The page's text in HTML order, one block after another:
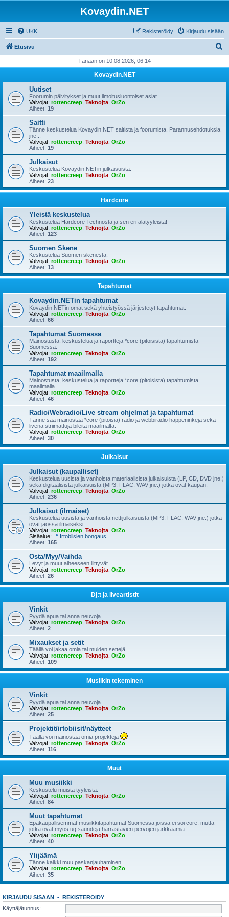
Kovaydin.NET
UKK Kirjaudu sisään
Rekisteröidy
Etusivu
i
Tänään on 10.08.2026, 06:14
Kovaydin.NET
Uutiset
Foorumin päivitykset ja muut ilmoitusluontoiset asiat.
Valvojat: rottencreep Teknojta OrZo
Aiheet: 19
Saitti
Tänne keskustelua Kovaydin.NET saitista ja foorumista. Parannusehdotuksia
jne...
Valvojat: rottencreep Teknojta OrZo
Aiheet: 19
Julkaisut
Keskustelua Kovaydin.NETin julkaisuista.
Valvojat: rottencreep Teknojta OrZo
Aiheet: 23
Hardcore
Yleistä keskustelua
Keskustelua Hardcore Technosta ja sen eri alatyyleistä!
Valvojat: rottencreep Teknojta OrZo
Aiheet: 123
Suomen Skene
Keskustelua Suomen skenestä.
Valvojat: rottencreep Teknojta OrZo
Aiheet: 13
Tapahtumat
Kovaydin.NETin tapahtumat
Kovaydin.NETin omat sekä yhteistyössä järjestetyt tapahtumat.
Valvojat: rottencreep Teknojta OrZo
Aiheet: 66
Tapahtumat Suomessa
Mainostusta, keskustelua ja raportteja *core (pitoisista) tapahtumista
Suomessa.
Valvojat: rottencreep Teknojta OrZo
Aiheet: 192
Tapahtumat maailmalla
Mainostusta, keskustelua ja raportteja *core (pitoisista) tapahtumista
maailmalla.
Valvojat: rottencreep Teknojta OrZo
Aiheet: 46
Radio/Webradio/Live stream ohjelmat ja tapahtumat
Tänne saa mainostaa *core (pitoisia) radio ja webbiradio häppeninkejä sekä
livenä striimattuja bileitä maailmalta.
Valvojat: rottencreep Teknojta OrZo
Aiheet: 30
Julkaisut
Julkaisut (kaupalliset)
Keskustelua uusista ja vanhoista materiaalisista julkaisuista (LP, CD, DVD jne.)
sekä digitaalisista julkaisuista (MP3, FLAC, WAV jne.) jotka ovat kaupan.
Valvojat: rottencreep Teknojta OrZo
Aiheet: 236
Julkaisut (ilmaiset)
Keskustelua uusista ja vanhoista nettijulkaisuista (MP3, FLAC, WAV jne.) jotka
ovat jaossa ilmaiseksi.
Valvojat: rottencreep Teknojta OrZo
Sisäalue:
Irtobiisien bongaus
Aiheet: 165
Osta/Myy/Vaihda
Levyt ja muut aiheeseen liittyvät.
Valvojat: rottencreep Teknojta OrZo
Aiheet: 26
Dj:t ja liveartistit
Vinkit
Pyydä apua tai anna neuvoja.
Valvojat: rottencreep Teknojta OrZo
Aiheet: 2
Mixaukset ja setit
Täällä voi jakaa omia tai muiden settejä.
Valvojat: rottencreep Teknojta OrZo
Aiheet: 109
Musiikin tekeminen
Vinkit
Pyydä apua tai anna neuvoja.
Valvojat: rottencreep Teknojta OrZo
Aiheet: 25
Projektit/irtobiisit/näytteet
Täällä voi mainostaa omia projekteja
Valvojat: rottencreep Teknojta OrZo
Aiheet: 116
Muut
Muu musiikki
Keskustelu muista tyyleistä.
Valvojat: rottencreep Teknojta OrZo
Aiheet: 84
Muut tapahtumat
Epäkaupallisemmat musiikkitapahtumat Suomessa joissa ei soi core, mutta
jotka ovat myös ug saundeja harrastavien pervojen järkkäämiä.
Valvojat: rottencreep Teknojta OrZo
Aiheet: 40
Ylijäämä
Tänne kaikki muu paskanjauhaminen.
Valvojat: rottencreep Teknojta OrZo
Aiheet: 35
KIRJAUDU SISÄÄN • REKISTERÖIDY
Käyttäjätunnus: